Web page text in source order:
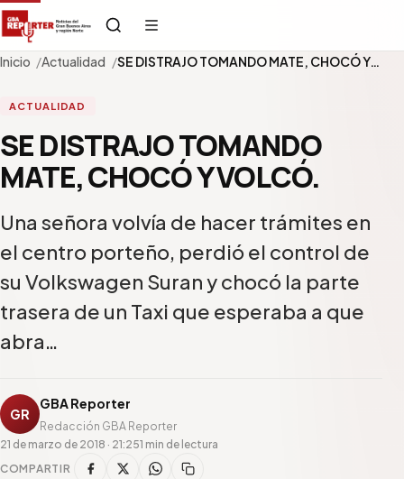
Inicio Actualidad SE DISTRAJO TOMANDO MATE, CHOCÓ Y…
ACTUALIDAD
SE DISTRAJO TOMANDO
MATE, CHOCÓ Y VOLCÓ.
Una señora volvía de hacer trámites en
el centro porteño, perdió el control de
su Volkswagen Suran y chocó la parte
trasera de un Taxi que esperaba a que
abra…
GR
GBA Reporter
Redacción GBA Reporter
21 de marzo de 2018 · 21:251 min de lectura
COMPARTIR